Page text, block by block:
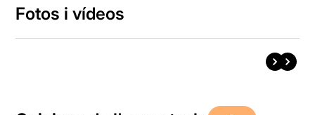
Fotos i vídeos